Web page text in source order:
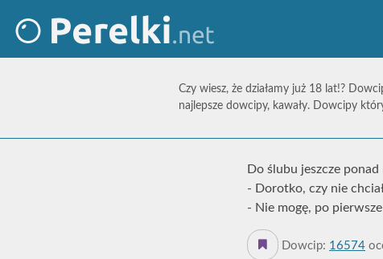
Czy wiesz, że działamy już 18 lat!?
najlepsze dowcipy, kawały. Dowcipy
Do ślubu jeszcze
- Dorotko, czy nie
- Nie mogę, po
Dowcip: 16574